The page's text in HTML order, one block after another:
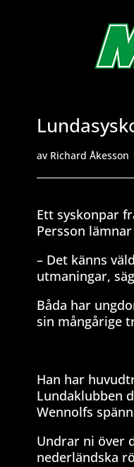
av Richard Åkesson
Ett syskonpar
Persson
– Det känns
utmaningar,
Båda har
sin mångårige
Han har
Lundaklubben
Wennolfs
Undrar ni över
nederländska